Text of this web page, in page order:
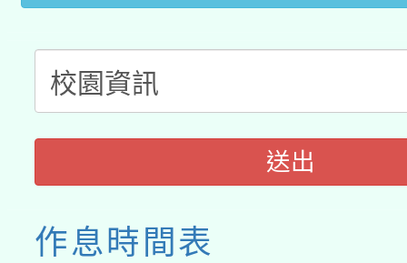
接種之民眾」措施，延
送出
作息時間表